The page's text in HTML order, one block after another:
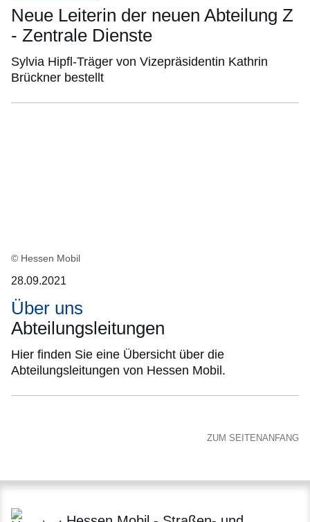
Neue Leiterin der neuen Abteilung Z
- Zentrale Dienste
Sylvia Hipfl-Träger von Vizepräsidentin Kathrin
Brückner bestellt
© Hessen Mobil
28.09.2021
Über uns
Abteilungsleitungen
Hier finden Sie eine Übersicht über die
Abteilungsleitungen von Hessen Mobil.
ZUM SEITENANFANG